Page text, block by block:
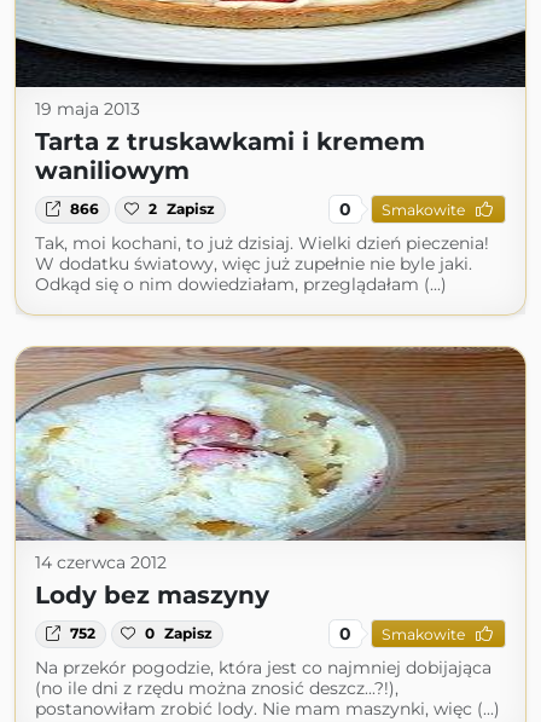
19 maja 2013
Tarta z truskawkami i kremem
waniliowym
866 2 Zapisz 0 Smakowite
Tak, moi kochani, to już dzisiaj. Wielki dzień pieczenia!
W dodatku światowy, więc już zupełnie nie byle jaki.
Odkąd się o nim dowiedziałam, przeglądałam (...)
14 czerwca 2012
Lody bez maszyny
752 0 Zapisz 0 Smakowite
Na przekór pogodzie, która jest co najmniej dobijająca
(no ile dni z rzędu można znosić deszcz...?!),
postanowiłam zrobić lody. Nie mam maszynki, więc (...)